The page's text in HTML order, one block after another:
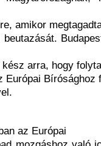
amikor
arra, hogy
Bírósághoz
az Európai